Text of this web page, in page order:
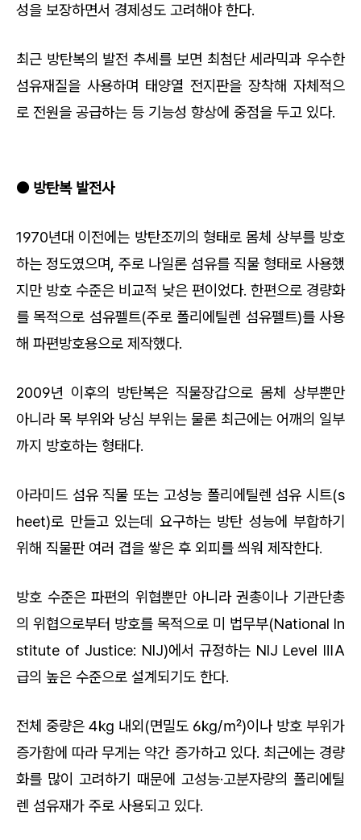
성을 보장하면서 경제성도 고려해야 한다.
최근 방탄복의 발전 추세를 보면 최첨단 세라믹과 우수한
섬유재질을 사용하며 태양열 전지판을 장착해 자체적으
로 전원을 공급하는 등 기능성 향상에 중점을 두고 있다.
● 방탄복 발전사
1970년대 이전에는 방탄조끼의 형태로 몸체 상부를 방호
하는 정도였으며, 주로 나일론 섬유를 직물 형태로 사용했
지만 방호 수준은 비교적 낮은 편이었다. 한편으로 경량화
를 목적으로 섬유펠트(주로 폴리에틸렌 섬유펠트)를 사용
해 파편방호용으로 제작했다.
2009년 이후의 방탄복은 직물장갑으로 몸체 상부뿐만
아니라 목 부위와 낭심 부위는 물론 최근에는 어깨의 일부
까지 방호하는 형태다.
아라미드 섬유 직물 또는 고성능 폴리에틸렌 섬유 시트(s
heet)로 만들고 있는데 요구하는 방탄 성능에 부합하기
위해 직물판 여러 겹을 쌓은 후 외피를 씌워 제작한다.
방호 수준은 파편의 위협뿐만 아니라 권총이나 기관단총
의 위협으로부터 방호를 목적으로 미 법무부(National In
stitute of Justice: NIJ)에서 규정하는 NIJ Level ⅢA
급의 높은 수준으로 설계되기도 한다.
전체 중량은 4㎏ 내외(면밀도 6㎏/㎡)이나 방호 부위가
증가함에 따라 무게는 약간 증가하고 있다. 최근에는 경량
화를 많이 고려하기 때문에 고성능·고분자량의 폴리에틸
렌 섬유재가 주로 사용되고 있다.